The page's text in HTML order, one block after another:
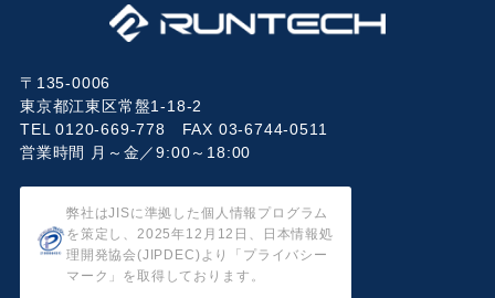
〒135-0006
東京都江東区常盤1-18-2
TEL 0120-669-778 FAX 03-6744-0511
営業時間 月～金／9:00～18:00
弊社はJISに準拠した個人情報プログラム
を策定し、2025年12月12日、日本情報処
理開発協会(JIPDEC)より「プライバシー
マーク」を取得しております。